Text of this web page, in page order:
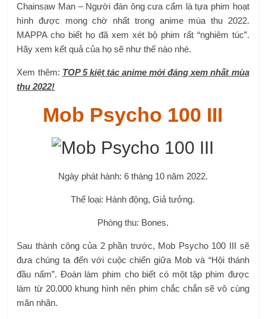
Chainsaw Man – Người đàn ông cưa cẩm là tựa phim hoạt
hình được mong chờ nhất trong anime mùa thu 2022.
MAPPA cho biết họ đã xem xét bộ phim rất “nghiêm túc”.
Hãy xem kết quả của họ sẽ như thế nào nhé.
Xem thêm: TOP 5 kiệt tác anime mới đáng xem nhất mùa
thu 2022!
Mob Psycho 100 III
Ngày phát hành: 6 tháng 10 năm 2022.
Thể loại: Hành động, Giả tưởng.
Phòng thu: Bones.
Sau thành công của 2 phần trước, Mob Psycho 100 III sẽ
đưa chúng ta đến với cuộc chiến giữa Mob và “Hội thánh
đầu nấm”. Đoàn làm phim cho biết có một tập phim được
làm từ 20.000 khung hình nên phim chắc chắn sẽ vô cùng
mãn nhãn.